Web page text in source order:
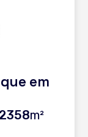
em
2358m²